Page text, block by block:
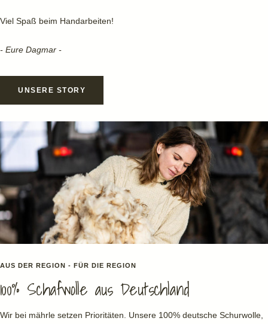
Viel Spaß beim Handarbeiten!
- Eure Dagmar -
UNSERE STORY
AUS DER REGION - FÜR DIE REGION
100% Schafwolle aus Deutschland
Wir bei mährle setzen Prioritäten. Unsere 100% deutsche Schurwolle,